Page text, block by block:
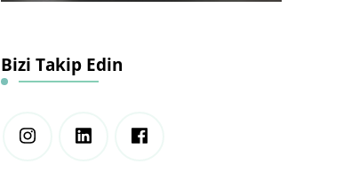
Bizi Takip Edin